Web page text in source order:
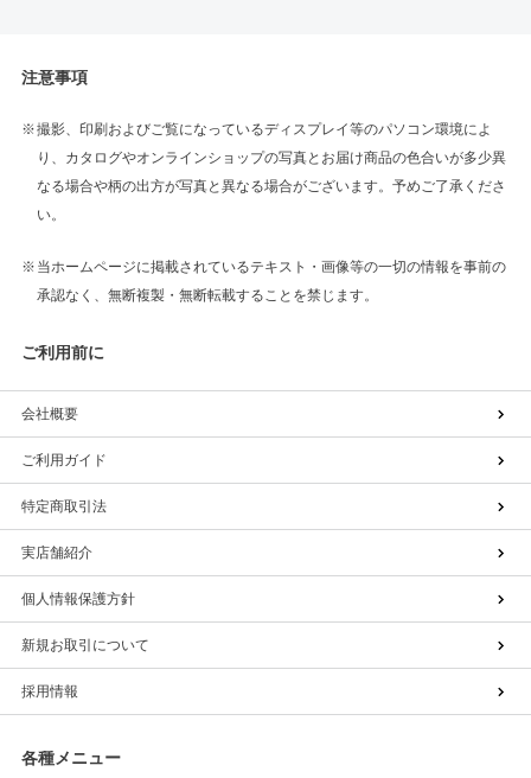
注意事項
撮影、印刷およびご覧になっているディスプレイ等のパソコン環境によ
り、カタログやオンラインショップの写真とお届け商品の色合いが多少異
なる場合や柄の出方が写真と異なる場合がございます。予めご了承くださ
い。
当ホームページに掲載されているテキスト・画像等の一切の情報を事前の
承認なく、無断複製・無断転載することを禁じます。
ご利用前に
会社概要
ご利用ガイド
特定商取引法
実店舗紹介
個人情報保護方針
新規お取引について
採用情報
各種メニュー